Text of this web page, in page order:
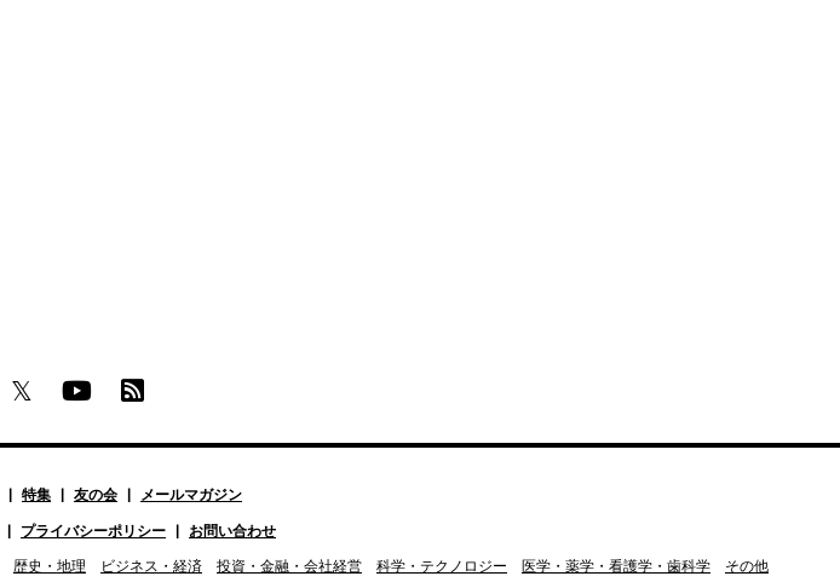
特集 友の会 メールマガジン
プライバシーポリシー お問い合わせ
歴史・地理 ビジネス・経済 投資・金融・会社経営 科学・テクノロジー 医学・薬学・看護学・歯科学 その他